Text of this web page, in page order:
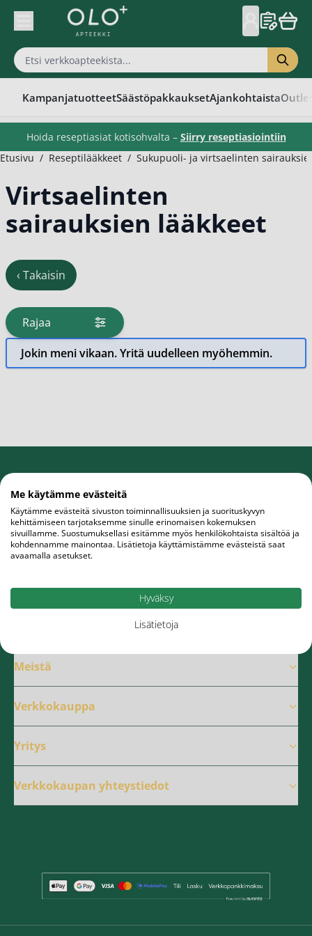
Skip to Content
KampanjatuotteetSäästöpakkauksetAjankohtaista
Hoida reseptiasiat kotisohvalta – Siirry reseptiasiointiin
Etusivu / Reseptilääkkeet / Sukupuoli- ja virtsaelinten
Virtsaelinten
sairauksien lääkkeet
Rajaa
tuotteita
Jokin meni vikaan. Yritä uudelleen myöhemmin.
‹ Takaisin
Etuja uutiskirjetilaajalle
Tilaa uutiskirje, saat rahanarvoisen edun
ensiostokseesi.
Tilaa
Meistä
Verkkokauppa
Yritys
Verkkokaupan yhteystiedot
Me käytämme evästeitä
Käytämme evästeitä sivuston toiminnallisuuksien ja suorituskyvyn
kehittämiseen tarjotaksemme sinulle erinomaisen kokemuksen
sivuillamme. Suostumuksellasi esitämme myös henkilökohtaista sisältöä ja
kohdennamme mainontaa. Lisätietoja käyttämistämme evästeistä saat
avaamalla asetukset.
Hyväksy
Lisätietoja